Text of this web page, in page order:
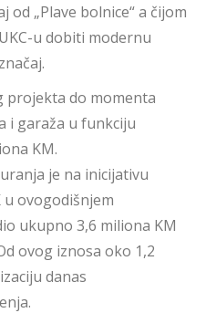
od „Plave bolnice“ a čijom
u dobiti modernu
projekta do momenta
i garaža u funkciju
KM.
je na inicijativu
u ovogodišnjem
ukupno 3,6 miliona KM
ovog iznosa oko 1,2
danas